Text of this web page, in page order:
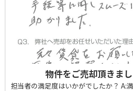
物件をご売却頂きま
担当者の満足度はいかがでしたか？ A: